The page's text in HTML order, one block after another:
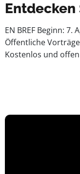
EN BREF Beginn:
Öffentliche
Kostenlos und